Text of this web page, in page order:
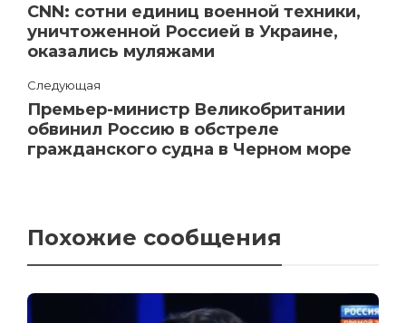
CNN: сотни единиц военной техники,
уничтоженной Россией в Украине,
оказались муляжами
Следующая
Премьер-министр Великобритании
обвинил Россию в обстреле
гражданского судна в Черном море
Похожие сообщения